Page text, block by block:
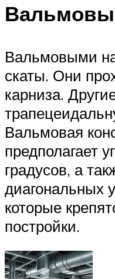
Вальмовыми
скаты. Они
карниза.
Вальмовая
предполагает
градусов, а
диагональных
которые
постройки.